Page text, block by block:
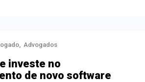
Advogados
investe no
de novo software